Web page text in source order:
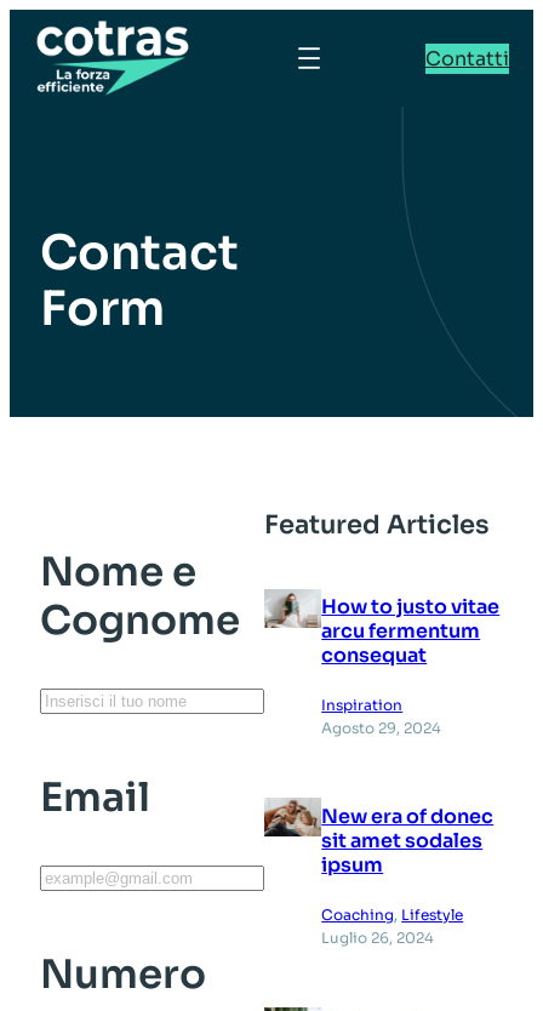
Contatti
Contact
Form
Nome e
Cognome
Email
Numero
Featured Articles
How to justo vitae
arcu fermentum
consequat
Inspiration
Agosto 29, 2024
New era of donec
sit amet sodales
ipsum
Coaching, Lifestyle
Luglio 26, 2024